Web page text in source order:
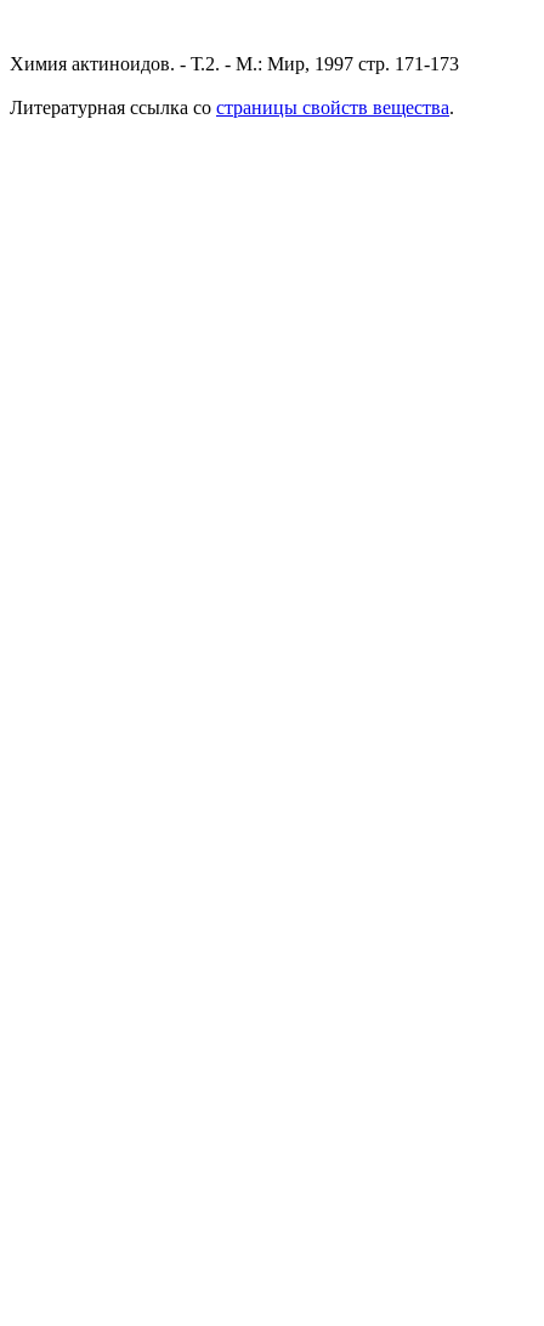
Химия актиноидов. - Т.2. - М.: Мир, 1997 стр. 171-173
Литературная ссылка со страницы свойств вещества.